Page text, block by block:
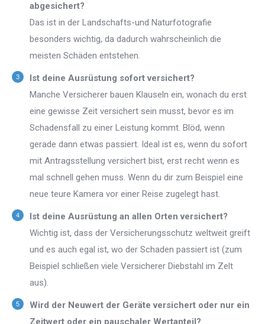
abgesichert?
Das ist in der Landschafts-und Naturfotografie
besonders wichtig, da dadurch wahrscheinlich die
meisten Schäden entstehen.
Ist deine Ausrüstung sofort versichert?
Manche Versicherer bauen Klauseln ein, wonach du erst
eine gewisse Zeit versichert sein musst, bevor es im
Schadensfall zu einer Leistung kommt. Blöd, wenn
gerade dann etwas passiert. Ideal ist es, wenn du sofort
mit Antragsstellung versichert bist, erst recht wenn es
mal schnell gehen muss. Wenn du dir zum Beispiel eine
neue teure Kamera vor einer Reise zugelegt hast.
Ist deine Ausrüstung an allen Orten versichert?
Wichtig ist, dass der Versicherungsschutz weltweit greift
und es auch egal ist, wo der Schaden passiert ist (zum
Beispiel schließen viele Versicherer Diebstahl im Zelt
aus).
Wird der Neuwert der Geräte versichert oder nur ein
Zeitwert oder ein pauschaler Wertanteil?